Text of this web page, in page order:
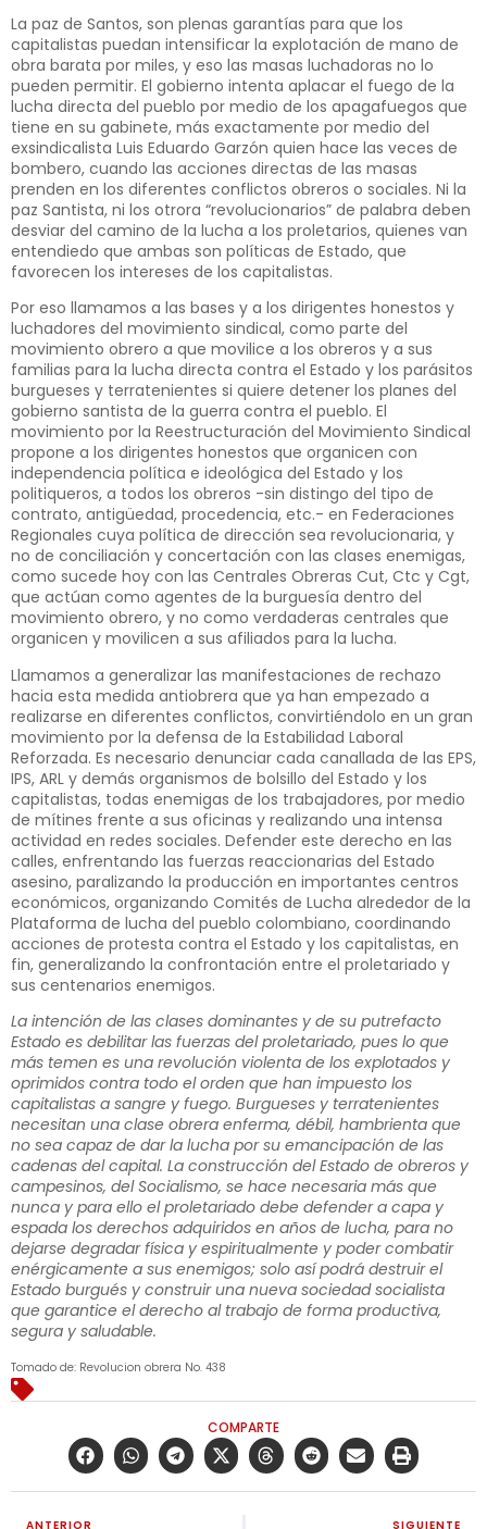
La paz de Santos, son plenas garantías para que los
capitalistas puedan intensificar la explotación de mano de
obra barata por miles, y eso las masas luchadoras no lo
pueden permitir. El gobierno intenta aplacar el fuego de la
lucha directa del pueblo por medio de los apagafuegos que
tiene en su gabinete, más exactamente por medio del
exsindicalista Luis Eduardo Garzón quien hace las veces de
bombero, cuando las acciones directas de las masas
prenden en los diferentes conflictos obreros o sociales. Ni la
paz Santista, ni los otrora “revolucionarios” de palabra deben
desviar del camino de la lucha a los proletarios, quienes van
entendiedo que ambas son políticas de Estado, que
favorecen los intereses de los capitalistas.
Por eso llamamos a las bases y a los dirigentes honestos y
luchadores del movimiento sindical, como parte del
movimiento obrero a que movilice a los obreros y a sus
familias para la lucha directa contra el Estado y los parásitos
burgueses y terratenientes si quiere detener los planes del
gobierno santista de la guerra contra el pueblo. El
movimiento por la Reestructuración del Movimiento Sindical
propone a los dirigentes honestos que organicen con
independencia política e ideológica del Estado y los
politiqueros, a todos los obreros -sin distingo del tipo de
contrato, antigüedad, procedencia, etc.- en Federaciones
Regionales cuya política de dirección sea revolucionaria, y
no de conciliación y concertación con las clases enemigas,
como sucede hoy con las Centrales Obreras Cut, Ctc y Cgt,
que actúan como agentes de la burguesía dentro del
movimiento obrero, y no como verdaderas centrales que
organicen y movilicen a sus afiliados para la lucha.
Llamamos a generalizar las manifestaciones de rechazo
hacia esta medida antiobrera que ya han empezado a
realizarse en diferentes conflictos, convirtiéndolo en un gran
movimiento por la defensa de la Estabilidad Laboral
Reforzada. Es necesario denunciar cada canallada de las EPS,
IPS, ARL y demás organismos de bolsillo del Estado y los
capitalistas, todas enemigas de los trabajadores, por medio
de mítines frente a sus oficinas y realizando una intensa
actividad en redes sociales. Defender este derecho en las
calles, enfrentando las fuerzas reaccionarias del Estado
asesino, paralizando la producción en importantes centros
económicos, organizando Comités de Lucha alrededor de la
Plataforma de lucha del pueblo colombiano, coordinando
acciones de protesta contra el Estado y los capitalistas, en
fin, generalizando la confrontación entre el proletariado y
sus centenarios enemigos.
La intención de las clases dominantes y de su putrefacto
Estado es debilitar las fuerzas del proletariado, pues lo que
más temen es una revolución violenta de los explotados y
oprimidos contra todo el orden que han impuesto los
capitalistas a sangre y fuego. Burgueses y terratenientes
necesitan una clase obrera enferma, débil, hambrienta que
no sea capaz de dar la lucha por su emancipación de las
cadenas del capital. La construcción del Estado de obreros y
campesinos, del Socialismo, se hace necesaria más que
nunca y para ello el proletariado debe defender a capa y
espada los derechos adquiridos en años de lucha, para no
dejarse degradar física y espiritualmente y poder combatir
enérgicamente a sus enemigos; solo así podrá destruir el
Estado burgués y construir una nueva sociedad socialista
que garantice el derecho al trabajo de forma productiva,
segura y saludable.
Tomado de: Revolucion obrera No. 438
COMPARTE
ANTERIOR SIGUIENTE